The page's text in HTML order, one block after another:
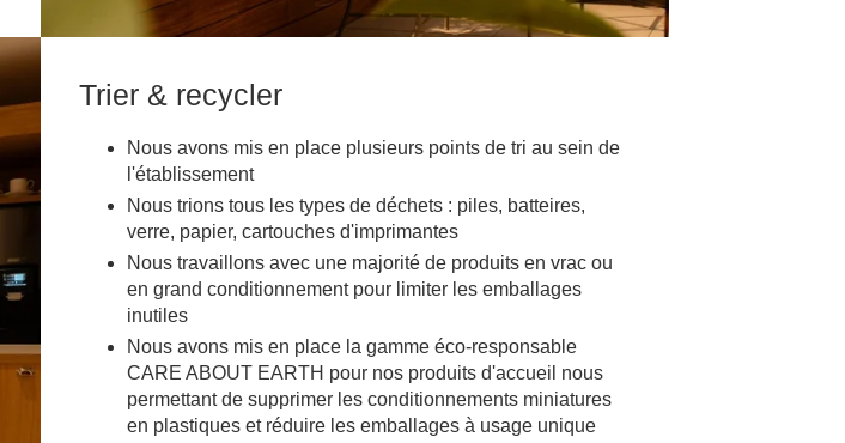
Trier & recycler
Nous avons mis en place plusieurs points de tri au sein de
l'établissement
Nous trions tous les types de déchets : piles, batteires,
verre, papier, cartouches d'imprimantes
Nous travaillons avec une majorité de produits en vrac ou
en grand conditionnement pour limiter les emballages
inutiles
Nous avons mis en place la gamme éco-responsable
CARE ABOUT EARTH pour nos produits d'accueil nous
permettant de supprimer les conditionnements miniatures
en plastiques et réduire les emballages à usage unique